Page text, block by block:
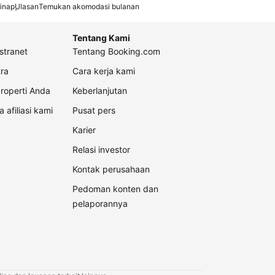
UlasanTemukan akomodasi bulanan
Anda
afiliasi kami
Tentang Kami
Tentang Booking.com
Cara kerja kami
Keberlanjutan
Pusat pers
Karier
Relasi investor
Kontak perusahaan
Pedoman konten dan
pelaporannya